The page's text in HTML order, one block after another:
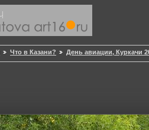
Что в Казани? День авиации, Куркачи